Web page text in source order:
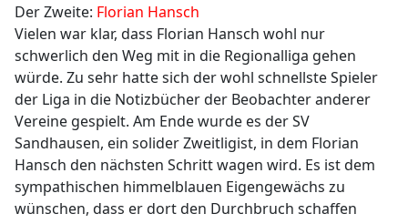
Der Zweite: Florian Hansch
Vielen war klar, dass Florian Hansch wohl nur
schwerlich den Weg mit in die Regionalliga gehen
würde. Zu sehr hatte sich der wohl schnellste Spieler
der Liga in die Notizbücher der Beobachter anderer
Vereine gespielt. Am Ende wurde es der SV
Sandhausen, ein solider Zweitligist, in dem Florian
Hansch den nächsten Schritt wagen wird. Es ist dem
sympathischen himmelblauen Eigengewächs zu
wünschen, dass er dort den Durchbruch schaffen